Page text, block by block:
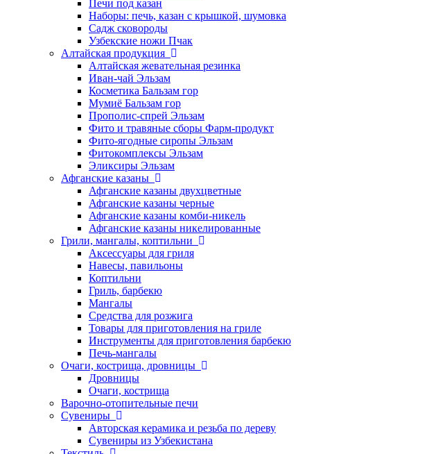
Печи под казан
Наборы: печь, казан с крышкой, шумовка
Садж сковороды
Узбекские ножи Пчак
Алтайская продукция
Алтайская жевательная резинка
Иван-чай Эльзам
Косметика Бальзам гор
Мумиё Бальзам гор
Прополис-спрей Эльзам
Фито и травяные сборы Фарм-продукт
Фито-ягодные сиропы Эльзам
Фитокомплексы Эльзам
Эликсиры Эльзам
Афганские казаны
Афганские казаны двухцветные
Афганские казаны черные
Афганские казаны комби-никель
Афганские казаны никелированные
Грили, мангалы, коптильни
Аксессуары для гриля
Навесы, павильоны
Коптильни
Гриль, барбекю
Мангалы
Средства для розжига
Товары для приготовления на гриле
Инструменты для приготовления барбекю
Печь-мангалы
Очаги, кострища, дровницы
Дровницы
Очаги, кострища
Варочно-отопительные печи
Сувениры
Авторская керамика и резьба по дереву
Сувениры из Узбекистана